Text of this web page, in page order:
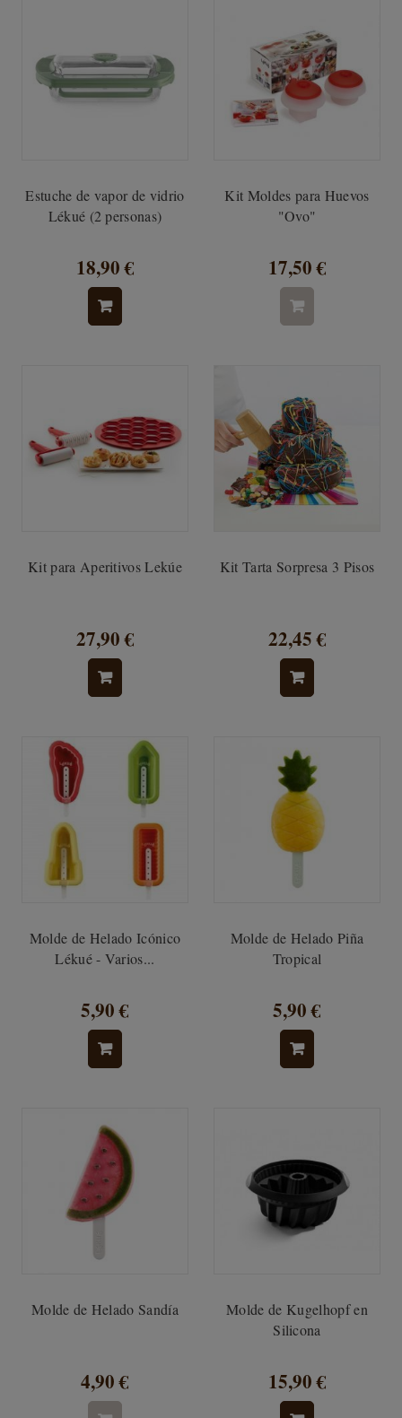
Estuche de vapor de vidrio
Lékué (2 personas)
18,90 €
Kit Moldes para Huevos
"Ovo"
17,50 €
Kit para Aperitivos Lekúe
27,90 €
Kit Tarta Sorpresa 3 Pisos
22,45 €
Molde de Helado Icónico
Lékué - Varios...
5,90 €
Molde de Helado Piña
Tropical
5,90 €
Molde de Helado Sandía
4,90 €
Molde de Kugelhopf en
Silicona
15,90 €